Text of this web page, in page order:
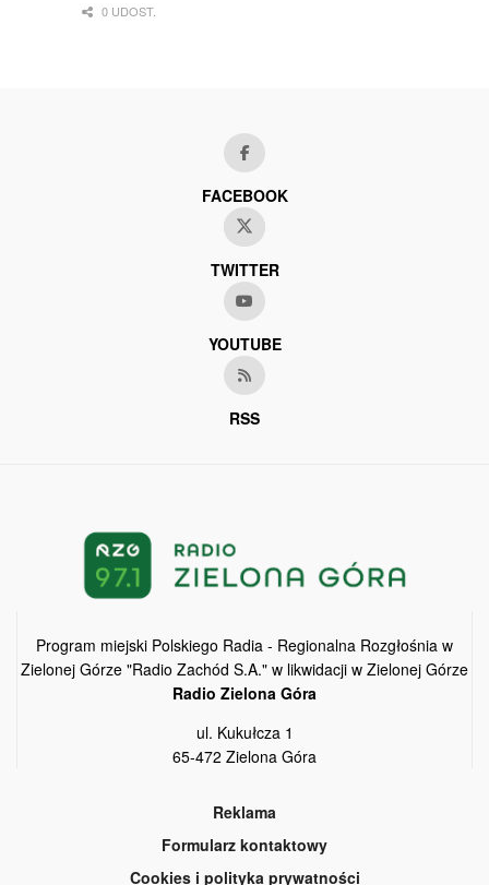
0 UDOST.
FACEBOOK
TWITTER
YOUTUBE
RSS
Program miejski Polskiego Radia - Regionalna Rozgłośnia w
Zielonej Górze "Radio Zachód S.A." w likwidacji w Zielonej Górze
Radio Zielona Góra
ul. Kukułcza 1
65-472 Zielona Góra
Reklama
Formularz kontaktowy
Cookies i polityka prywatności